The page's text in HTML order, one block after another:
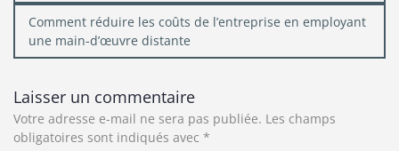
l’article
Comment réduire les coûts de l’entreprise en employant
une main-d’œuvre distante
Laisser un commentaire
Votre adresse e-mail ne sera pas publiée. Les champs
obligatoires sont indiqués avec *